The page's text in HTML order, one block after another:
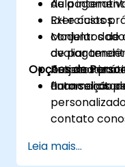
de
RH e custos.
Modelar
avaliar
Automatizar
financeiros
Aula
Exercícios
conjuntos de
de
Projetos
automação
Opções de
Para
contato
Leia mais...